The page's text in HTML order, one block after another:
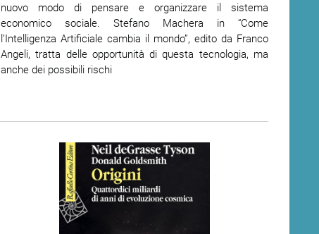
nuovo modo di pensare e organizzare il sistema
economico sociale. Stefano Machera in “Come
l’Intelligenza Artificiale cambia il mondo”, edito da Franco
Angeli, tratta delle opportunità di questa tecnologia, ma
anche dei possibili rischi